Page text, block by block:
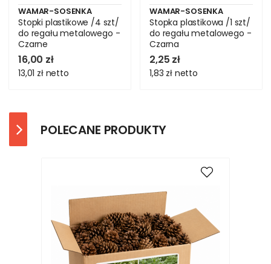
WAMAR-SOSENKA
Stopki plastikowe /4 szt/
do regału metalowego -
Czarne
16,00 zł
13,01 zł netto
WAMAR-SOSENKA
Stopka plastikowa /1 szt/
do regału metalowego -
Czarna
2,25 zł
1,83 zł netto
POLECANE PRODUKTY